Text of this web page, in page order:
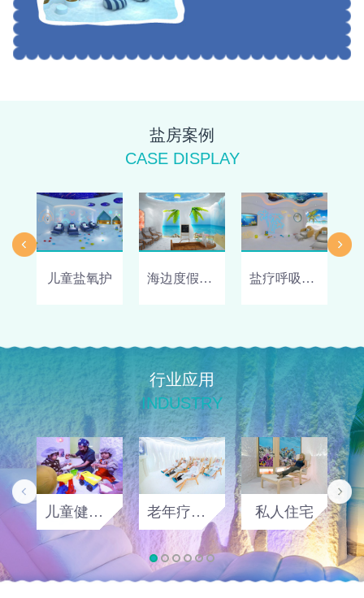
盐房案例
CASE DISPLAY
儿童盐氧护 海边度假主题 盐疗呼吸小屋
行业应用
INDUSTRY
儿童健康机构 老年疗养康复机构 私人住宅